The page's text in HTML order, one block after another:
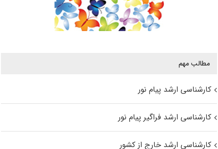
مطالب مهم
کارشناسی ارشد پیام نور
کارشناسی ارشد فراگیر پیام نور
کارشناسی ارشد خارج از کشور